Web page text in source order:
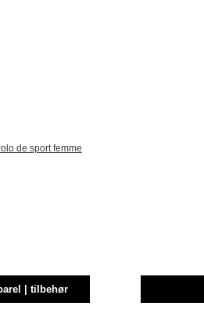
de sport femme
| tilbehør